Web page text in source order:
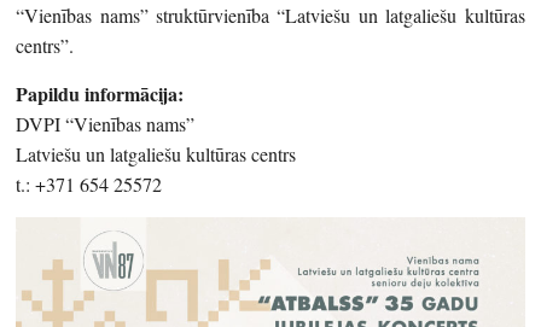
“Vienības nams” struktūrvienība “Latviešu un latgaliešu kultūras
centrs”.
Papildu informācija:
DVPI “Vienības nams”
Latviešu un latgaliešu kultūras centrs
t.: +371 654 25572